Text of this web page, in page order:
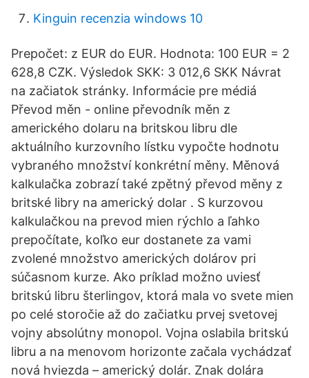
Kinguin recenzia windows 10
Prepočet: z EUR do EUR. Hodnota: 100 EUR = 2
628,8 CZK. Výsledok SKK: 3 012,6 SKK Návrat
na začiatok stránky. Informácie pre médiá
Převod měn - online převodník měn z
amerického dolaru na britskou libru dle
aktuálního kurzovního lístku vypočte hodnotu
vybraného množství konkrétní měny. Měnová
kalkulačka zobrazí také zpětný převod měny z
britské libry na americký dolar . S kurzovou
kalkulačkou na prevod mien rýchlo a ľahko
prepočítate, koľko eur dostanete za vami
zvolené množstvo amerických dolárov pri
súčasnom kurze. Ako príklad možno uviesť
britskú libru šterlingov, ktorá mala vo svete mien
po celé storočie až do začiatku prvej svetovej
vojny absolútny monopol. Vojna oslabila britskú
libru a na menovom horizonte začala vychádzať
nová hviezda – americký dolár. Znak dolára